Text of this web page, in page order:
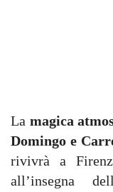
La magica
Domingo e
rivivrà a
all’insegna